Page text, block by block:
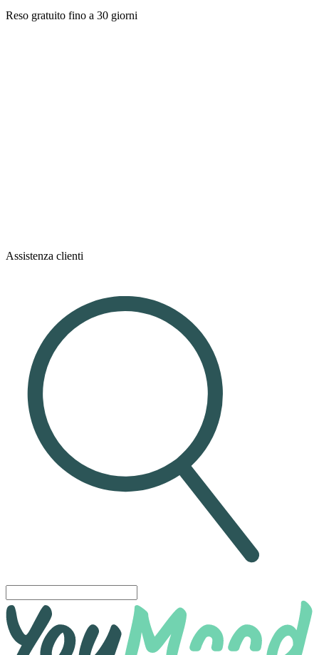
Reso gratuito fino a 30 giorni
Assistenza clienti